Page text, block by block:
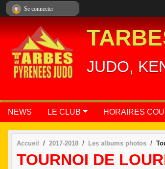
JUDO,
NEWS LE CLUB HORAIRES
Accueil 2017-2018 Les albums photos
TOURNOI DE
Se connecter
Panneau de gestion des cookies